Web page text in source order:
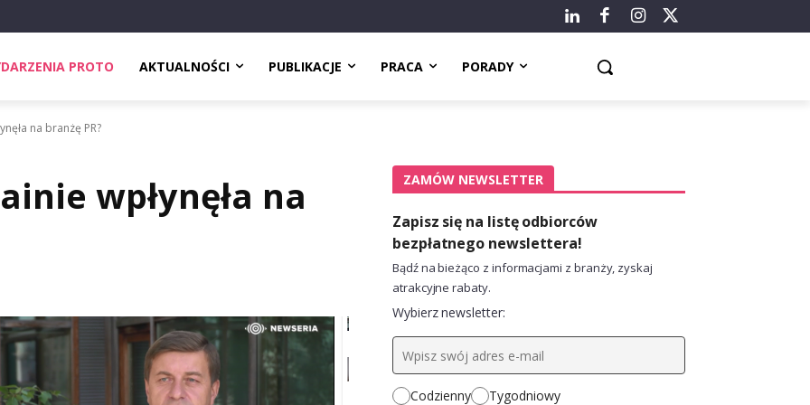
PROTO AKTUALNOŚCI PUBLIKACJE PRACA PORADY
na branżę PR?
wpłynęła na ZAMÓW NEWSLETTER
Zapisz się na listę odbiorców
bezpłatnego newslettera!
Bądź na bieżąco z informacjami z branży, zyskaj
atrakcyjne rabaty.
Wybierz newsletter:
Codzienny Tygodniowy